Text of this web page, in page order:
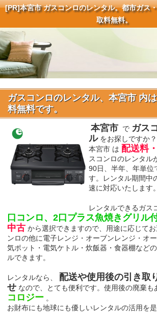
[PR]本宮市 ガスコンロのレンタル。都市ガス
取料無料。
ガスコンロのレンタル、本宮市 内
料無料です。
本宮市 で ガス
ル をお探しですか？
本宮市 は 配送料
スコンロのレンタル
90日、半年、年単位
す。レンタル期間中
速に対応いたします。
レンタルできるガス
口コンロ、2口プラス魚焼きグリル
中古 から選択できますので、用途に応じて
ンロの他に電子レンジ・オーブンレンジ・オ
気ポット・電気ケトル・炊飯器・食器棚など
ルできます。
レンタルなら、
配送や使用後の引き取
せ なので、とても便利です。使用後の廃棄も
コロジー 。
お財布にも地球にも優しいレンタルの活用を是